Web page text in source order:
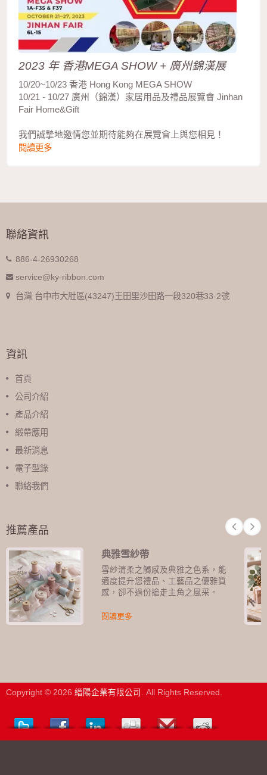
2023 年 香港MEGA SHOW + 廣州錦漢展
10/20~10/23 香港 Hong Kong MEGA SHOW
10/21 - 10/27 廣州（錦漢）家居用品及禮品展覽會 Jinhan
Fair Home&Gift
我們誠摯地邀情您並期待能夠在展覽會上與您相見！
閱讀更多
聯絡資訊
886-4-26930268
service@ky-ribbon.com
台灣 台中市大肚區(43247)王田里沙田路一段320巷33-2號
資訊
首頁
公司介紹
產品介紹
緞帶應用
最新消息
電子型錄
聯絡我們
推薦產品
典雅雪紗帶
雪紗清柔之觸感及典雅之色系，能
適度提升您禮品、工藝品之優雅質
感，卻不過份搶走主角之風采。
閱讀更多
Copyright © 2026 縉陽企業有限公司 . All Rights Reserved.